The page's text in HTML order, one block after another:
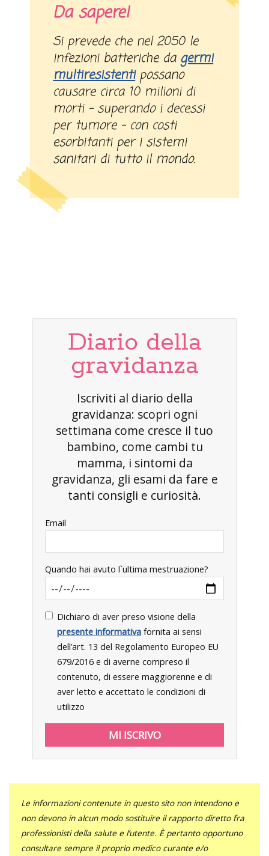
Da sapere!
Si prevede che nel 2050 le
infezioni batteriche da germi
multiresistentipossano
causare circa 10 milioni di
morti – superando i decessi
per tumore – con costi
esorbitanti per i sistemi
sanitari di tutto il mondo.
Diario della
gravidanza
Iscriviti al diario della
gravidanza: scopri ogni
settimana come cresce il tuo
bambino, come cambi tu
mamma, i sintomi da
gravidanza, gli esami da fare e
tanti consigli e curiosità.
Email
Quando hai avuto l`ultima mestruazione?
Dichiaro di aver preso visione della
presente informativa fornita ai sensi
dell’art. 13 del Regolamento Europeo EU
679/2016 e di averne compreso il
contenuto, di essere maggiorenne e di
aver letto e accettato le condizioni di
utilizzo
Le informazioni contenute in questo sito non intendono e
non devono in alcun modo sostituire il rapporto diretto fra
professionisti della salute e l’utente. È pertanto opportuno
consultare sempre il proprio medico curante e/o